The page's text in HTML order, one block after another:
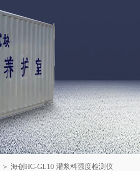
＞ 海创HC-GL10 灌浆料强度检测仪